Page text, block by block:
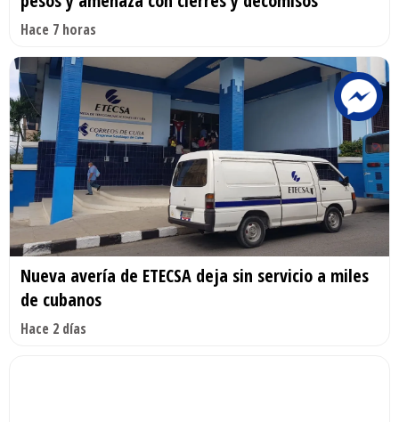
Hace 7 horas
Nueva avería de ETECSA deja sin servicio a miles
de cubanos
Hace 2 días